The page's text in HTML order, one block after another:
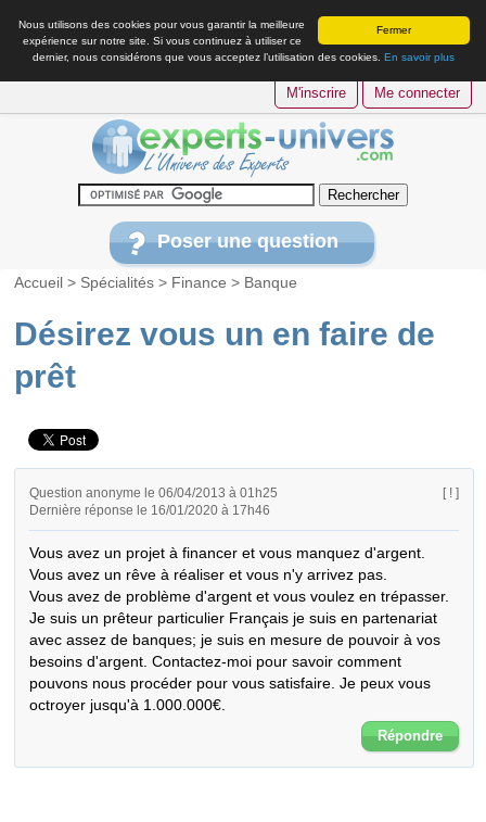
Fermer
Nous utilisons des cookies pour vous garantir la meilleure
expérience sur notre site. Si vous continuez à utiliser ce
dernier, nous considérons que vous acceptez l’utilisation des cookies. En savoir plus
M'inscrire Me connecter
Poser une question
Accueil > Spécialités > Finance > Banque
Désirez vous un en faire de
prêt
Question anonyme le 06/04/2013 à 01h25
Dernière réponse le 16/01/2020 à 17h46
[ ! ]
Vous avez un projet à financer et vous manquez d'argent.
Vous avez un rêve à réaliser et vous n'y arrivez pas.
Vous avez de problème d'argent et vous voulez en trépasser.
Je suis un prêteur particulier Français je suis en partenariat
avec assez de banques; je suis en mesure de pouvoir à vos
besoins d'argent. Contactez-moi pour savoir comment
pouvons nous procéder pour vous satisfaire. Je peux vous
octroyer jusqu'à 1.000.000€.
Répondre